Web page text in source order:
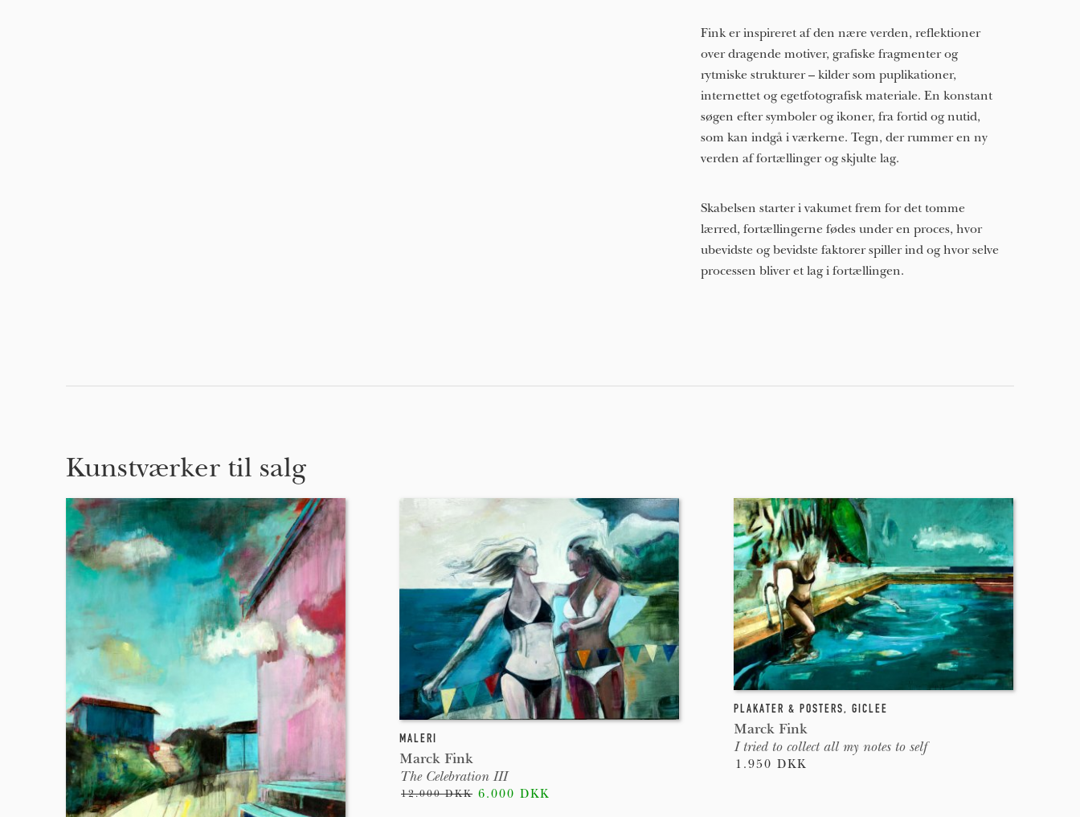
Fink er inspireret af den nære verden, reflektioner
over dragende motiver, grafiske fragmenter og
rytmiske strukturer – kilder som puplikationer,
internettet og egetfotografisk materiale. En konstant
søgen efter symboler og ikoner, fra fortid og nutid,
som kan indgå i værkerne. Tegn, der rummer en ny
verden af fortællinger og skjulte lag.
Skabelsen starter i vakumet frem for det tomme
lærred, fortællingerne fødes under en proces, hvor
ubevidste og bevidste faktorer spiller ind og hvor selve
processen bliver et lag i fortællingen.
Kunstværker til salg
MALERI
Marck Fink
The Celebration III
12.000 DKK 6.000 DKK
PLAKATER & POSTERS, GICLEE
Marck Fink
I tried to collect all my notes to self
1.950 DKK